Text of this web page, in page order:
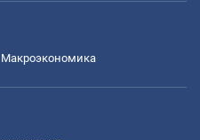
Mакроэкономика